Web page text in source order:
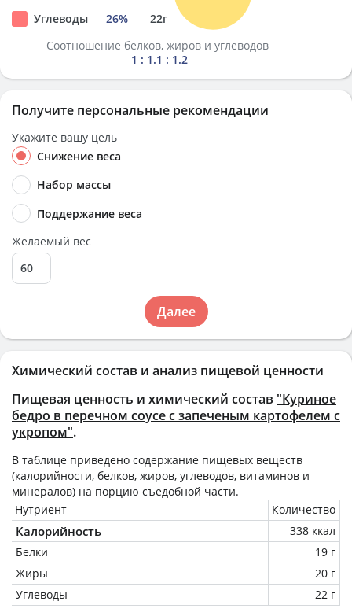
Химический состав и анализ пищевой ценности
Пищевая ценность и химический состав "Куриное
бедро в перечном соусе с запеченым картофелем с
укропом".
В таблице приведено содержание пищевых веществ
(калорийности, белков, жиров, углеводов, витаминов и
минералов) на порцию съедобной части.
Нутриент
Количество
Калорийность
338 ккал
Белки
19 г
Жиры
20 г
Углеводы
22 г
Углеводы
26% 22г
Соотношение белков, жиров и углеводов
1 : 1.1 : 1.2
Получите персональные рекомендации
Укажите вашу цель
Снижение веса
Набор массы
Поддержание веса
Желаемый вес
Далее